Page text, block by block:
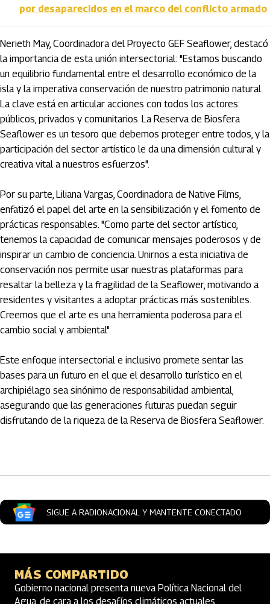
por desaparecidos en el marco del conflicto armado
Nerieth May, Coordinadora del Proyecto GEF Seaflower, destacó
la importancia de esta unión intersectorial: "Estamos buscando
un equilibrio fundamental entre el desarrollo económico de la
isla y la imperativa conservación de nuestro patrimonio natural.
La clave está en articular acciones con todos los actores:
públicos, privados y comunitarios. La Reserva de Biosfera
Seaflower es un tesoro que debemos proteger entre todos, y la
participación del sector artístico le da una dimensión cultural y
creativa vital a nuestros esfuerzos".
Por su parte, Liliana Vargas, Coordinadora de Native Films,
enfatizó el papel del arte en la sensibilización y el fomento de
prácticas responsables. "Como parte del sector artístico,
tenemos la capacidad de comunicar mensajes poderosos y de
inspirar un cambio de conciencia. Unirnos a esta iniciativa de
conservación nos permite usar nuestras plataformas para
resaltar la belleza y la fragilidad de la Seaflower, motivando a
residentes y visitantes a adoptar prácticas más sostenibles.
Creemos que el arte es una herramienta poderosa para el
cambio social y ambiental".
Este enfoque intersectorial e inclusivo promete sentar las
bases para un futuro en el que el desarrollo turístico en el
archipiélago sea sinónimo de responsabilidad ambiental,
asegurando que las generaciones futuras puedan seguir
disfrutando de la riqueza de la Reserva de Biosfera Seaflower.
SIGUE A RADIONACIONAL Y MANTENTE CONECTADO
MÁS COMPARTIDO
Gobierno nacional presenta nueva Política Nacional del
Agua, de cara a los desafíos climáticos actuales